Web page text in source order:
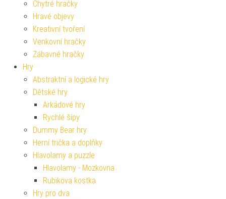
Chytré hračky
Hravé objevy
Kreativní tvoření
Venkovní hračky
Zábavné hračky
Hry
Abstraktní a logické hry
Dětské hry
Arkádové hry
Rychlé šípy
Dummy Bear hry
Herní trička a doplňky
Hlavolamy a puzzle
Hlavolamy - Mozkovna
Rubikova kostka
Hry pro dva